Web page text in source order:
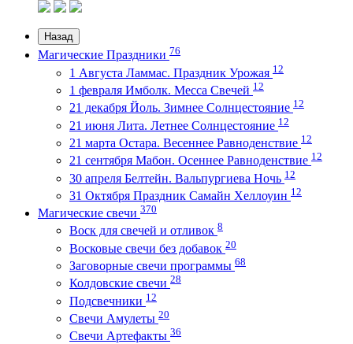
Назад
Магические Праздники 76
1 Августа Ламмас. Праздник Урожая 12
1 февраля Имболк. Месса Свечей 12
21 декабря Йоль. Зимнее Солнцестояние 12
21 июня Лита. Летнее Солнцестояние 12
21 марта Остара. Весеннее Равноденствие 12
21 сентября Мабон. Осеннее Равноденствие 12
30 апреля Белтейн. Вальпургиева Ночь 12
31 Октября Праздник Самайн Хеллоуин 12
Магические свечи 370
Воск для свечей и отливок 8
Восковые свечи без добавок 20
Заговорные свечи программы 68
Колдовские свечи 28
Подсвечники 12
Свечи Амулеты 20
Свечи Артефакты 36